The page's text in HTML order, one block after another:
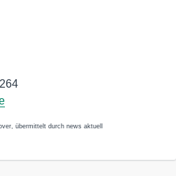
übermittelt durch news aktuell